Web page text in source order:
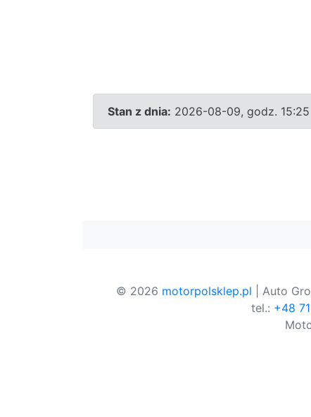
Stan z dnia: 2026-08-09, godz. 15:25
© 2026 motorpolsklep.pl | Auto
tel.: +48